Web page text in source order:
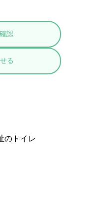
認
る
のトイレ